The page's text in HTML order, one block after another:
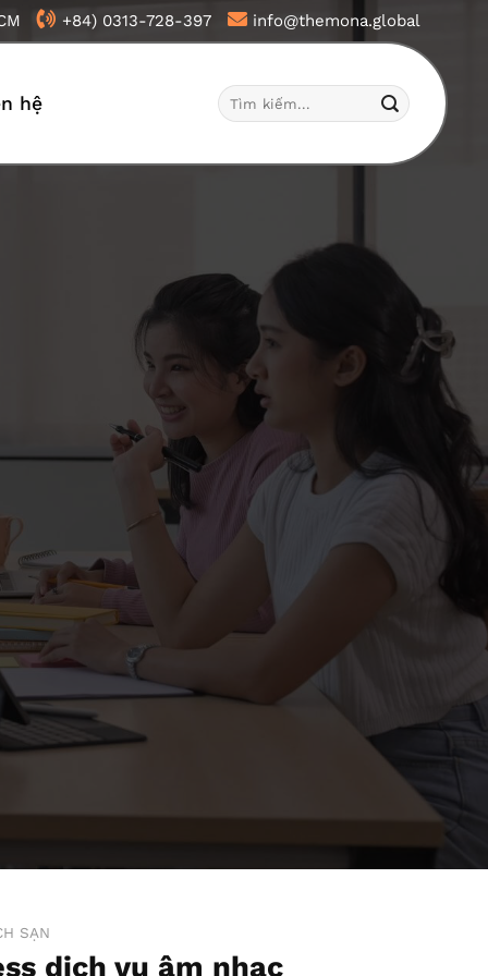
+84) 0313-728-397 info@themona.global
hệ
Tìm
kiếm:
SẠN
dịch vụ âm nhạc